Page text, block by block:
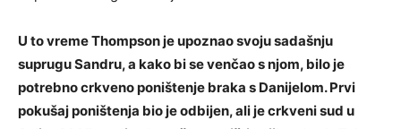
U to vreme Thompson je upoznao svoju sadašnju
suprugu Sandru, a kako bi se venčao s njom, bilo je
potrebno crkveno poništenje braka s Danijelom. Prvi
pokušaj poništenja bio je odbijen, ali je crkveni sud u